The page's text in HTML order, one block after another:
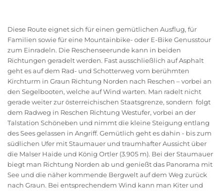
Diese Route eignet sich für einen gemütlichen Ausflug, für
Familien sowie für eine Mountainbike- oder E-Bike Genusstour
zum Einradeln. Die Reschenseerunde kann in beiden
Richtungen geradelt werden. Fast ausschließlich auf Asphalt
geht es auf dem Rad- und Schotterweg vom berühmten
Kirchturm in Graun Richtung Norden nach Reschen – vorbei an
den Segelbooten, welche auf Wind warten. Man radelt nicht
gerade weiter zur österreichischen Staatsgrenze, sondern folgt
dem Radweg in Reschen Richtung Westufer, vorbei an der
Talstation Schöneben und nimmt die kleine Steigung entlang
des Sees gelassen in Angriff. Gemütlich geht es dahin - bis zum
südlichen Ufer mit Staumauer und traumhafter Aussicht über
die Malser Haide und König Ortler (3.905 m). Bei der Staumauer
biegt man Richtung Norden ab und genießt das Panorama mit
See und die näher kommende Bergwelt auf dem Weg zurück
nach Graun. Bei entsprechendem Wind kann man Kiter und